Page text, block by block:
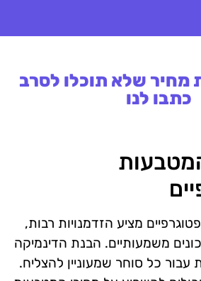
שלא תוכלו לסרב
כתבו לנו
מציע הזדמנויות רבות,
משמעותיים. הבנת הדינמיקה
כל סוחר שמעוניין להצליח.